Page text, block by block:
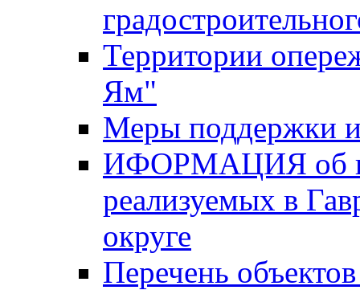
Территории
Ям"
Меры поддержки
ИФОРМАЦИЯ об
реализуемых в
округе
Перечень